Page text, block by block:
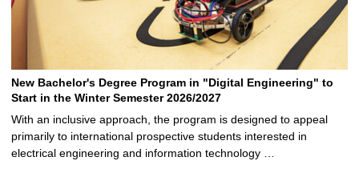
New Bachelor's Degree Program in "Digital Engineering" to
Start in the Winter Semester 2026/2027
With an inclusive approach, the program is designed to appeal
primarily to international prospective students interested in
electrical engineering and information technology …